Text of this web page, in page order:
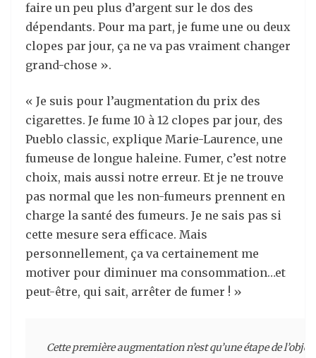
faire un peu plus d’argent sur le dos des
dépendants. Pour ma part, je fume une ou deux
clopes par jour, ça ne va pas vraiment changer
grand-chose ».
« Je suis pour l’augmentation du prix des
cigarettes. Je fume 10 à 12 clopes par jour, des
Pueblo classic, explique Marie-Laurence, une
fumeuse de longue haleine. Fumer, c’est notre
choix, mais aussi notre erreur. Et je ne trouve
pas normal que les non-fumeurs prennent en
charge la santé des fumeurs. Je ne sais pas si
cette mesure sera efficace. Mais
personnellement, ça va certainement me
motiver pour diminuer ma consommation…et
peut-être, qui sait, arrêter de fumer ! »
Cette première augmentation n’est qu’une étape de